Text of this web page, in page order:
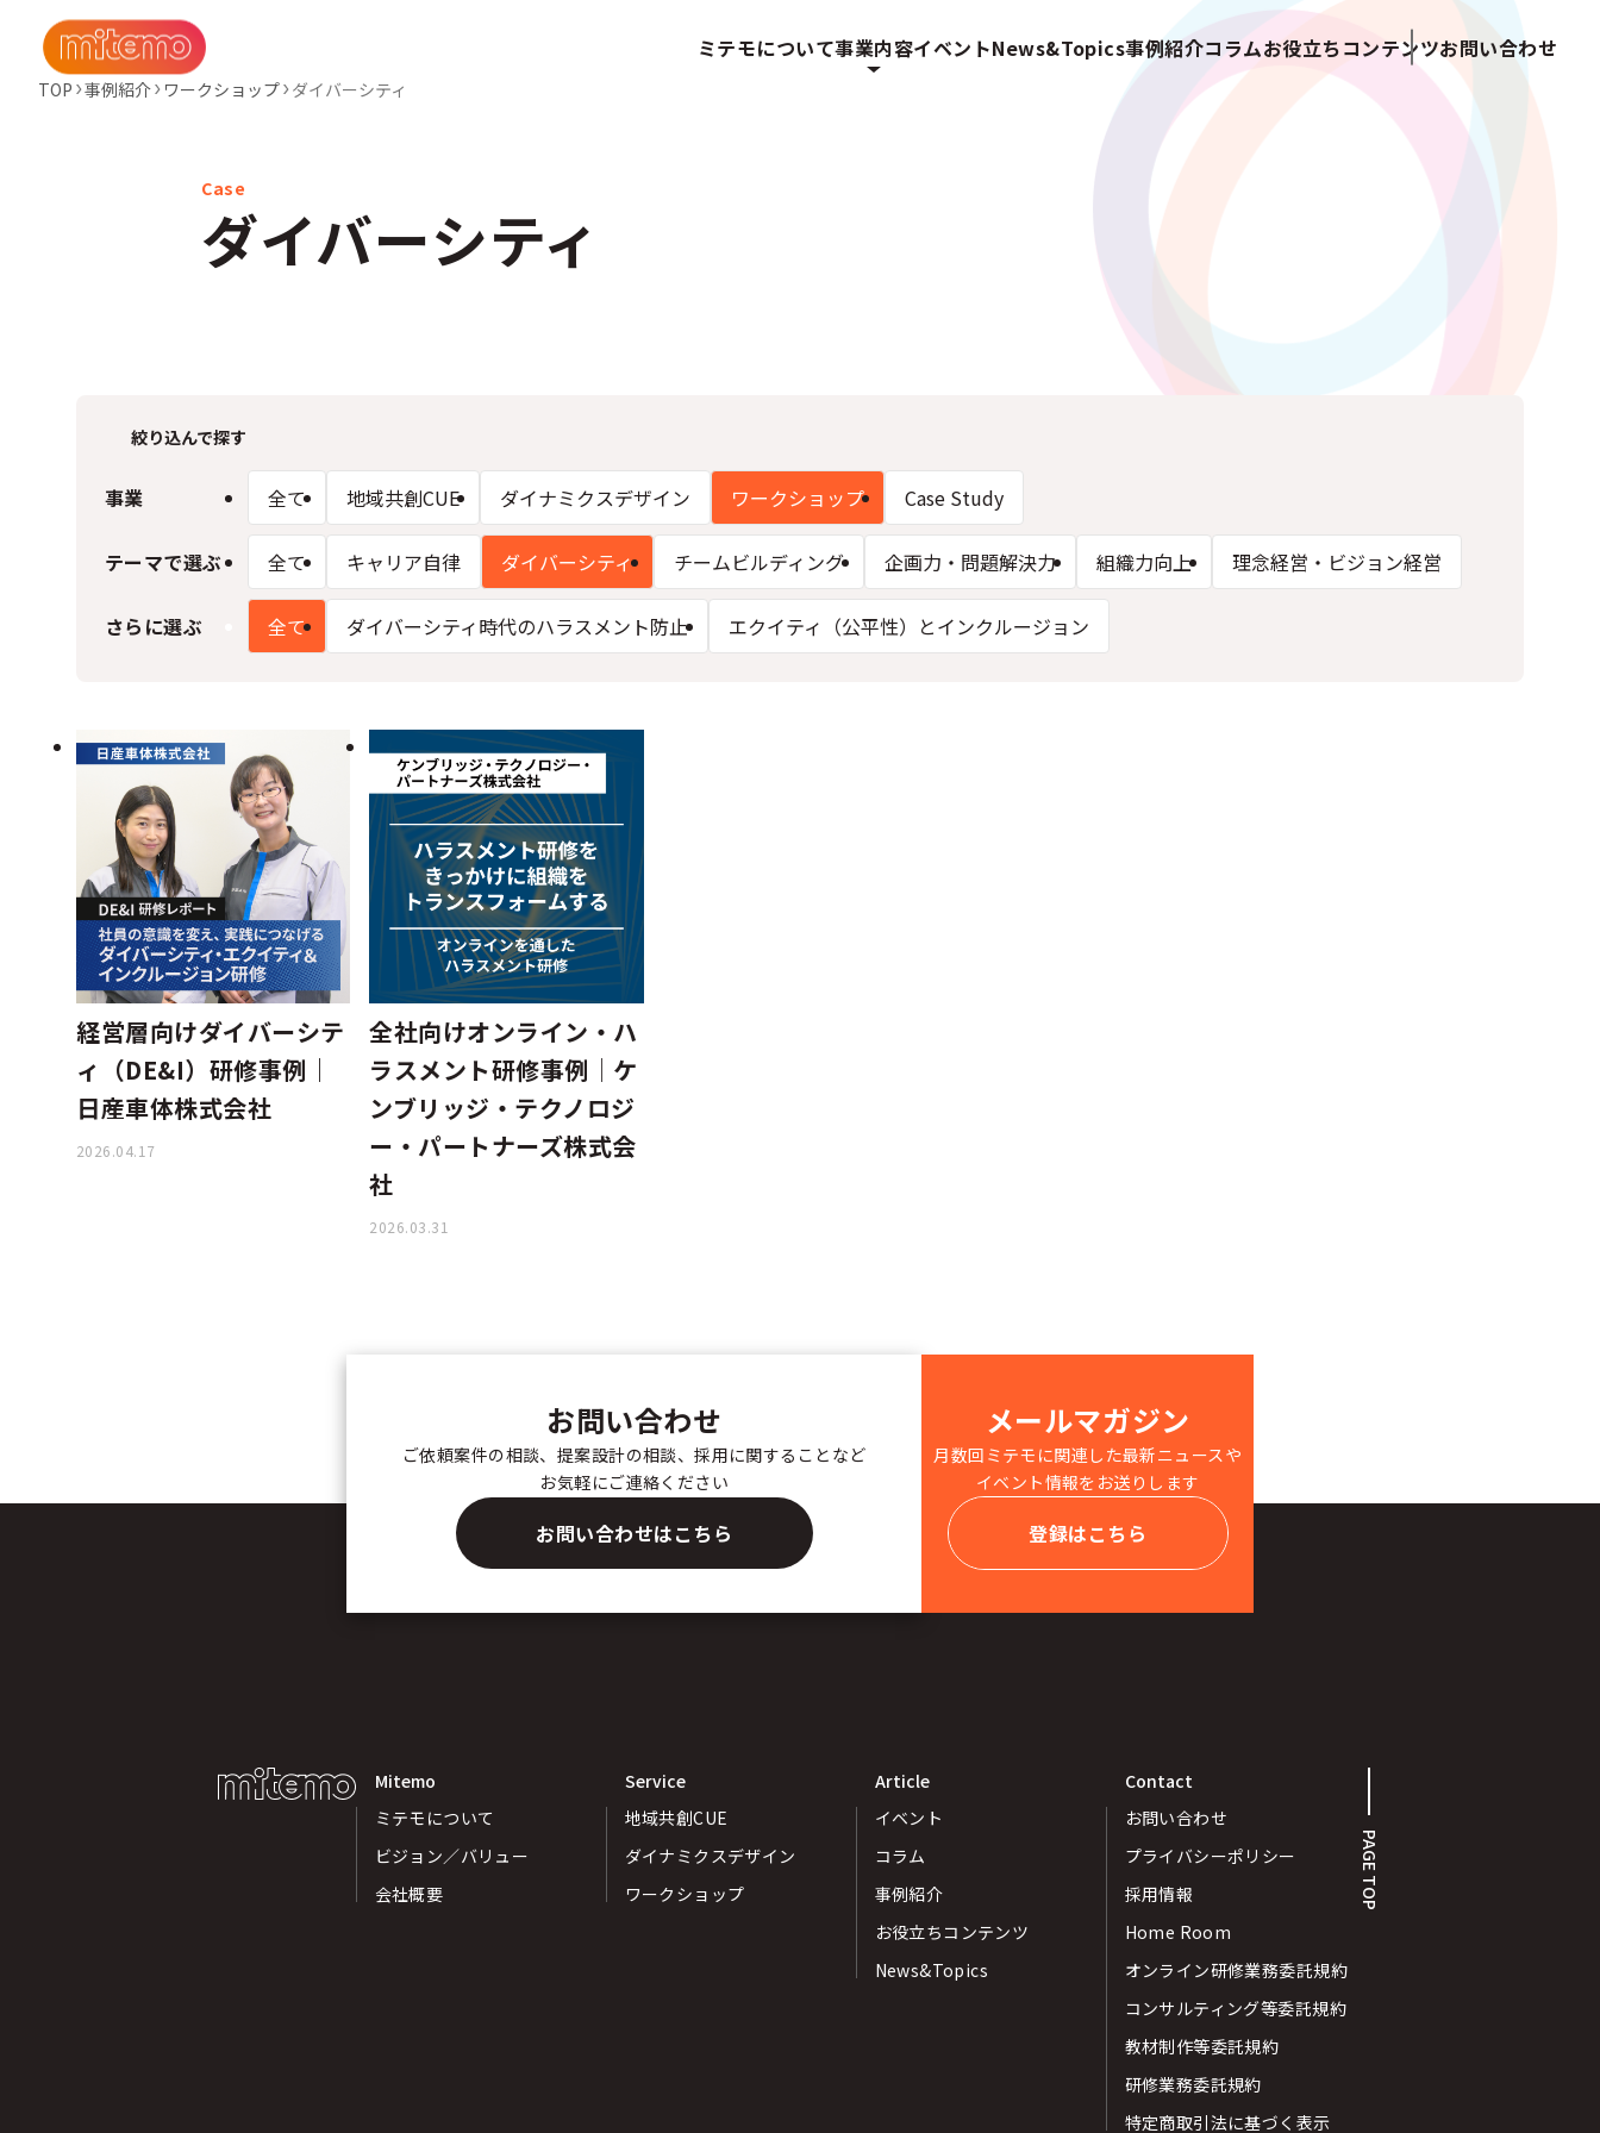
ミテモについて事業内容イベントNews&Topics事例紹介コラムお役立ちコンテンツお問い合わせ
TOP 事例紹介 ワークショップ ダイバーシティ
ダイバーシティ
絞り込んで探す
事業 全て 地域共創CUE ダイナミクスデザイン ワークショップ Case Study
テーマで選ぶ 全て キャリア自律 ダイバーシティ チームビルディング 企画力・問題解決力 組織力向上 理念経営・ビジョン経営
さらに選ぶ 全て ダイバーシティ時代のハラスメント防止 エクイティ（公平性）とインクルージョン
経営層向けダイバーシテ
ィ（DE&I）研修事例｜
日産車体株式会社
2026.04.17
全社向けオンライン・ハ
ラスメント研修事例│ケ
ンブリッジ・テクノロジ
ー・パートナーズ株式会
社
2026.03.31
お問い合わせ
ご依頼案件の相談、提案設計の相談、採用に関することなど
お気軽にご連絡ください
お問い合わせはこちら
メールマガジン
月数回ミテモに関連した最新ニュースや
イベント情報をお送りします
登録はこちら
Mitemo
ミテモについて
ビジョン／バリュー
会社概要
Service
地域共創CUE
ダイナミクスデザイン
ワークショップ
Article
イベント
コラム
事例紹介
お役立ちコンテンツ
News&Topics
Contact
お問い合わせ
プライバシーポリシー
採用情報
Home Room
オンライン研修業務委託規約
コンサルティング等委託規約
教材制作等委託規約
研修業務委託規約
特定商取引法に基づく表示
PAGE TOP